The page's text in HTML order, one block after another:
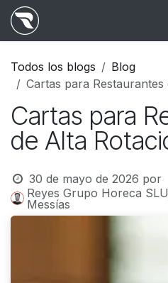
Ir al contenido
Todos los blogs
Blog
Cartas para
Cartas para
de Alta
30 de mayo de 2026 por
Reyes Grupo Horeca
Messías